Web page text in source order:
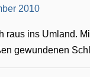
raus ins Umland.
gewundenen